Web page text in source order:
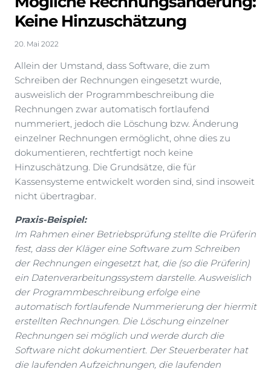
Keine Hinzuschätzung
20. Mai 2022
Allein der Umstand, dass Software, die zum
Schreiben der Rechnungen eingesetzt wurde,
ausweislich der Programmbeschreibung die
Rechnungen zwar automatisch fortlaufend
nummeriert, jedoch die Löschung bzw. Änderung
einzelner Rechnungen ermöglicht, ohne dies zu
dokumentieren, rechtfertigt noch keine
Hinzuschätzung. Die Grundsätze, die für
Kassensysteme entwickelt worden sind, sind insoweit
nicht übertragbar.
Praxis-Beispiel:
Im Rahmen einer Betriebsprüfung stellte die Prüferin
fest, dass der Kläger eine Software zum Schreiben
der Rechnungen eingesetzt hat, die (so die Prüferin)
ein Datenverarbeitungssystem darstelle. Ausweislich
der Programmbeschreibung erfolge eine
automatisch fortlaufende Nummerierung der hiermit
erstellten Rechnungen. Die Löschung einzelner
Rechnungen sei möglich und werde durch die
Software nicht dokumentiert. Der Steuerberater hat
die laufenden Aufzeichnungen, die laufenden